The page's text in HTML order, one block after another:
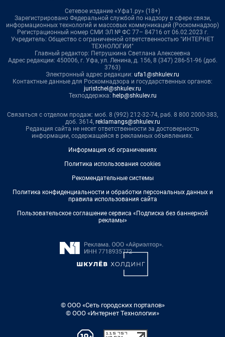
Сетевое издание «Уфа1.ру» (18+)
Зарегистрировано Федеральной службой по надзору в сфере связи,
информационных технологий и массовых коммуникаций (Роскомнадзор)
Регистрационный номер СМИ ЭЛ № ФС 77– 84716 от 06.02.2023 г.
Учредитель: Общество с ограниченной ответственностью "ИНТЕРНЕТ
ТЕХНОЛОГИИ"
Главный редактор: Петрушкина Светлана Алексеевна
Адрес редакции: 450006, г. Уфа, ул. Ленина, д. 156, 8 (347) 286-51-96 (доб.
3763)
Электронный адрес редакции: ufa1@shkulev.ru
Контактные данные для Роскомнадзора и государственных органов:
juristchel@shkulev.ru
Техподдержка: help@shkulev.ru
Связаться с отделом продаж: моб. 8 (992) 212-32-74, раб. 8 800 2000-383,
доб. 3614, reklamangs@shkulev.ru
Редакция сайта не несет ответственности за достоверность
информации, содержащейся в рекламных объявлениях.
Информация об ограничениях
Политика использования cookies
Рекомендательные системы
Политика конфиденциальности и обработки персональных данных и
правила использования сайта
Пользовательское соглашение сервиса «Подписка без баннерной
рекламы»
© ООО «Сеть городских порталов»
© ООО «Интернет Технологии»